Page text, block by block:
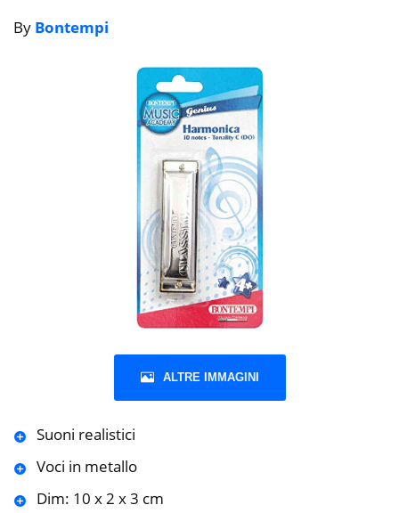
By Bontempi
ALTRE IMMAGINI
Suoni realistici
Voci in metallo
Dim: 10 x 2 x 3 cm